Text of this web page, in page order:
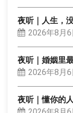
夜听｜人生，
2026年8月6
夜听｜婚姻里
2026年8月6
夜听｜懂你的